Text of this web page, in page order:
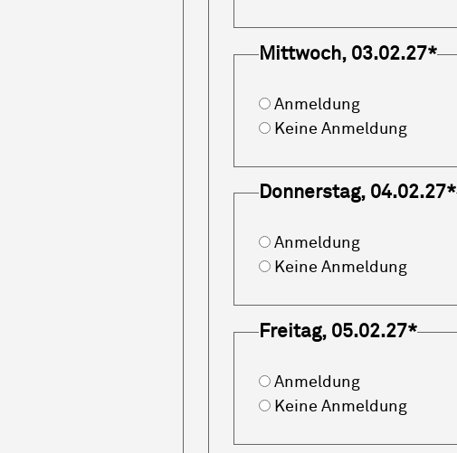
Mittwoch, 03.02.27*
Anmeldung
Keine Anmeldung
Donnerstag, 04.02.27*
Anmeldung
Keine Anmeldung
Freitag, 05.02.27*
Anmeldung
Keine Anmeldung